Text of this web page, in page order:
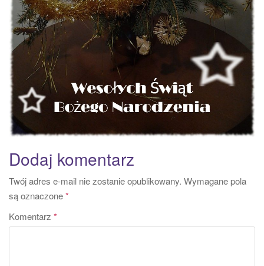
Dodaj komentarz
Twój adres e-mail nie zostanie opublikowany. Wymagane pola
są oznaczone*
Komentarz *